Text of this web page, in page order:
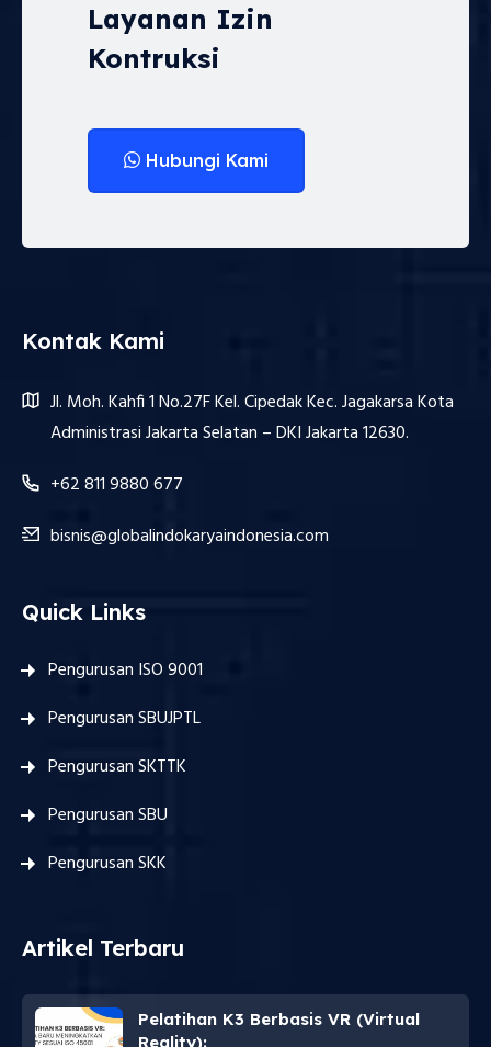
Layanan Izin
Kontruksi
Hubungi Kami
Kontak Kami
Jl. Moh. Kahfi 1 No.27F Kel. Cipedak Kec. Jagakarsa Kota
Administrasi Jakarta Selatan – DKI Jakarta 12630.
+62 811 9880 677
bisnis@globalindokaryaindonesia.com
Quick Links
Pengurusan ISO 9001
Pengurusan SBUJPTL
Pengurusan SKTTK
Pengurusan SBU
Pengurusan SKK
Artikel Terbaru
Pelatihan K3 Berbasis VR (Virtual
Reality):